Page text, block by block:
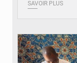
SAVOIR PLUS